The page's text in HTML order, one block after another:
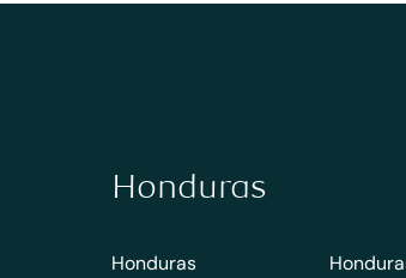
Honduras
Honduras